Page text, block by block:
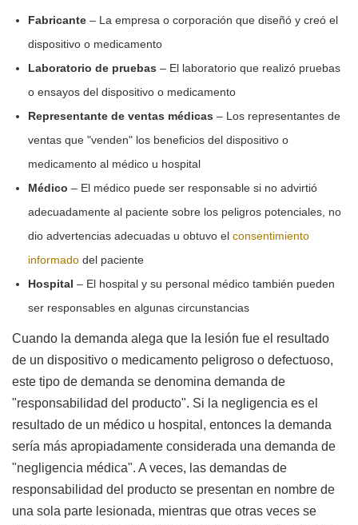
Fabricante – La empresa o corporación que diseñó y creó el
dispositivo o medicamento
Laboratorio de pruebas – El laboratorio que realizó pruebas
o ensayos del dispositivo o medicamento
Representante de ventas médicas – Los representantes de
ventas que "venden" los beneficios del dispositivo o
medicamento al médico u hospital
Médico – El médico puede ser responsable si no advirtió
adecuadamente al paciente sobre los peligros potenciales, no
dio advertencias adecuadas u obtuvo el consentimiento
informado del paciente
Hospital – El hospital y su personal médico también pueden
ser responsables en algunas circunstancias
Cuando la demanda alega que la lesión fue el resultado
de un dispositivo o medicamento peligroso o defectuoso,
este tipo de demanda se denomina demanda de
"responsabilidad del producto". Si la negligencia es el
resultado de un médico u hospital, entonces la demanda
sería más apropiadamente considerada una demanda de
"negligencia médica". A veces, las demandas de
responsabilidad del producto se presentan en nombre de
una sola parte lesionada, mientras que otras veces se